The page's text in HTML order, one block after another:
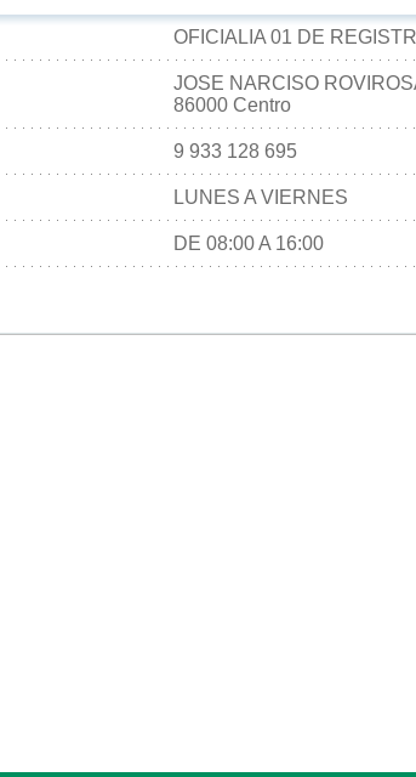
OFICIALIA 01 DE
JOSE NARCISO
86000 Centro
9 933 128 695
LUNES A VIERNES
DE 08:00 A 16:00